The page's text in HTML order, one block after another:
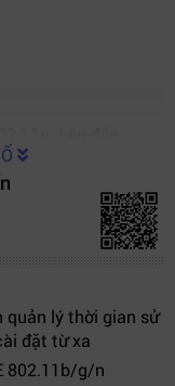
Lên đến
Lên đến
quản lý thời gian sử
đặt từ xa
802.11b/g/n